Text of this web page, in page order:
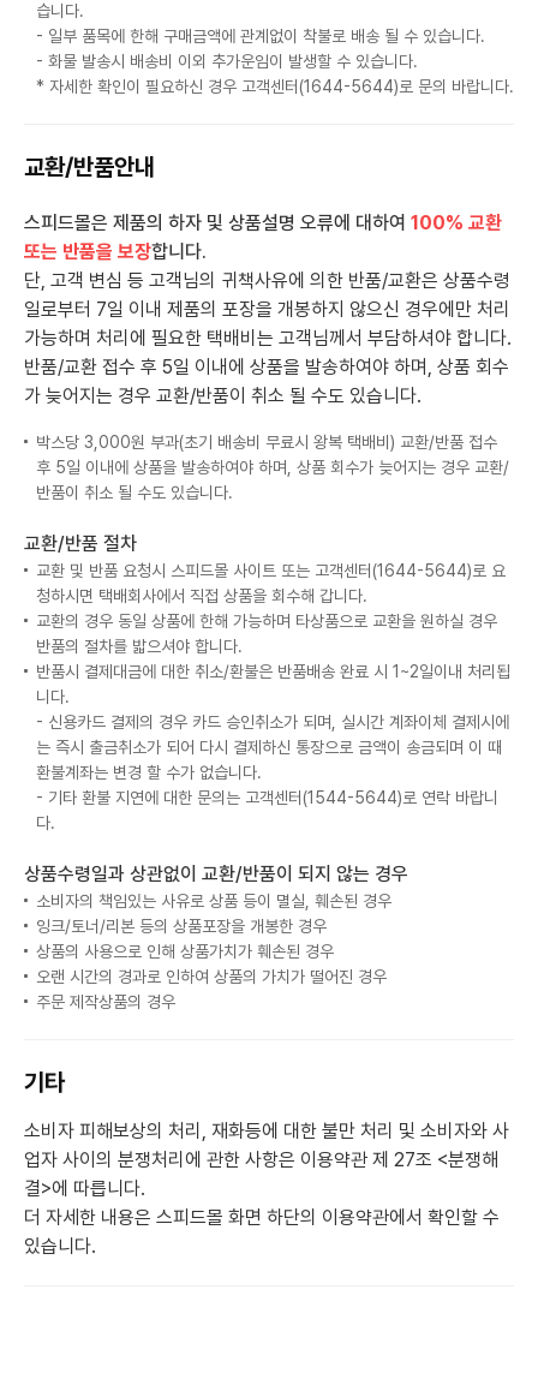
습니다.
- 일부 품목에 한해 구매금액에 관계없이 착불로 배송 될 수 있습니다.
- 화물 발송시 배송비 이외 추가운임이 발생할 수 있습니다.
* 자세한 확인이 필요하신 경우 고객센터(1644-5644)로 문의 바랍니다.
교환/반품안내
스피드몰은 제품의 하자 및 상품설명 오류에 대하여 100% 교환
또는 반품을 보장합니다.
단, 고객 변심 등 고객님의 귀책사유에 의한 반품/교환은 상품수령
일로부터 7일 이내 제품의 포장을 개봉하지 않으신 경우에만 처리
가능하며 처리에 필요한 택배비는 고객님께서 부담하셔야 합니다.
반품/교환 접수 후 5일 이내에 상품을 발송하여야 하며, 상품 회수
가 늦어지는 경우 교환/반품이 취소 될 수도 있습니다.
박스당 3,000원 부과(초기 배송비 무료시 왕복 택배비) 교환/반품 접수
후 5일 이내에 상품을 발송하여야 하며, 상품 회수가 늦어지는 경우 교환/
반품이 취소 될 수도 있습니다.
교환/반품 절차
교환 및 반품 요청시 스피드몰 사이트 또는 고객센터(1644-5644)로 요
청하시면 택배회사에서 직접 상품을 회수해 갑니다.
교환의 경우 동일 상품에 한해 가능하며 타상품으로 교환을 원하실 경우
반품의 절차를 밟으셔야 합니다.
반품시 결제대금에 대한 취소/환불은 반품배송 완료 시 1~2일이내 처리됩
니다.
- 신용카드 결제의 경우 카드 승인취소가 되며, 실시간 계좌이체 결제시에
는 즉시 출금취소가 되어 다시 결제하신 통장으로 금액이 송금되며 이 때
환불계좌는 변경 할 수가 없습니다.
- 기타 환불 지연에 대한 문의는 고객센터(1544-5644)로 연락 바랍니
다.
상품수령일과 상관없이 교환/반품이 되지 않는 경우
소비자의 책임있는 사유로 상품 등이 멸실, 훼손된 경우
잉크/토너/리본 등의 상품포장을 개봉한 경우
상품의 사용으로 인해 상품가치가 훼손된 경우
오랜 시간의 경과로 인하여 상품의 가치가 떨어진 경우
주문 제작상품의 경우
기타
소비자 피해보상의 처리, 재화등에 대한 불만 처리 및 소비자와 사
업자 사이의 분쟁처리에 관한 사항은 이용약관 제 27조 <분쟁해
결>에 따릅니다.
더 자세한 내용은 스피드몰 화면 하단의 이용약관에서 확인할 수
있습니다.